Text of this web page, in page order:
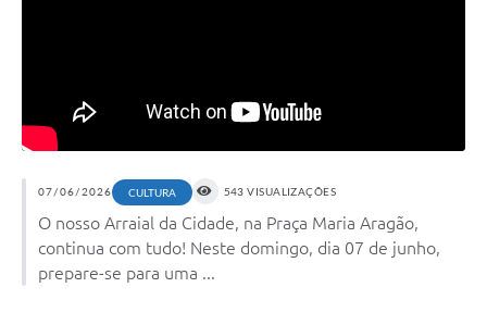
07/06/2026 CULTURA 543 VISUALIZAÇÕES
O nosso Arraial da Cidade, na Praça Maria Aragão,
continua com tudo! Neste domingo, dia 07 de junho,
prepare-se para uma ...